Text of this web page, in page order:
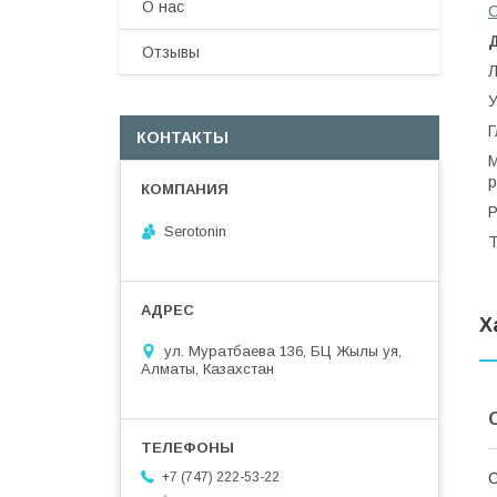
О нас
Отзывы
КОНТАКТЫ
Serotonin
ул. Муратбаева 136, БЦ Жылы уя,
Алматы, Казахстан
+7 (747) 222-53-22